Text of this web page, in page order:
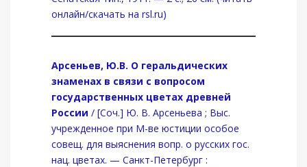
онлайн/скачать на rsl.ru)
Арсеньев, Ю.В. О геральдических
знаменах в связи с вопросом
государственных цветах древней
России / [Соч.] Ю. В. Арсеньева ; Выс.
учрежденное при М-ве юстиции особое
совещ. для выяснения вопр. о русских гос.
нац. цветах. — Санкт-Петербург :